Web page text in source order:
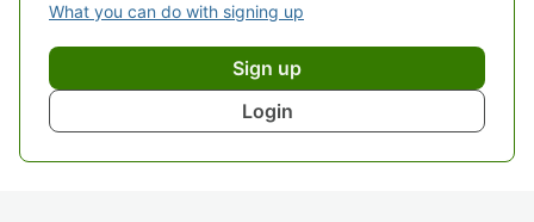
What you can do with signing up
Sign up
Login